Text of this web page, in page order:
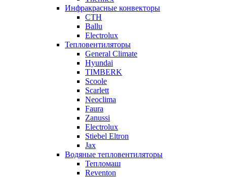
Инфракрасные конвекторы
CTH
Ballu
Electrolux
Тепловентиляторы
General Climate
Hyundai
TIMBERK
Scoole
Scarlett
Neoclima
Faura
Zanussi
Electrolux
Stiebel Eltron
Jax
Водяные тепловентиляторы
Тепломаш
Reventon